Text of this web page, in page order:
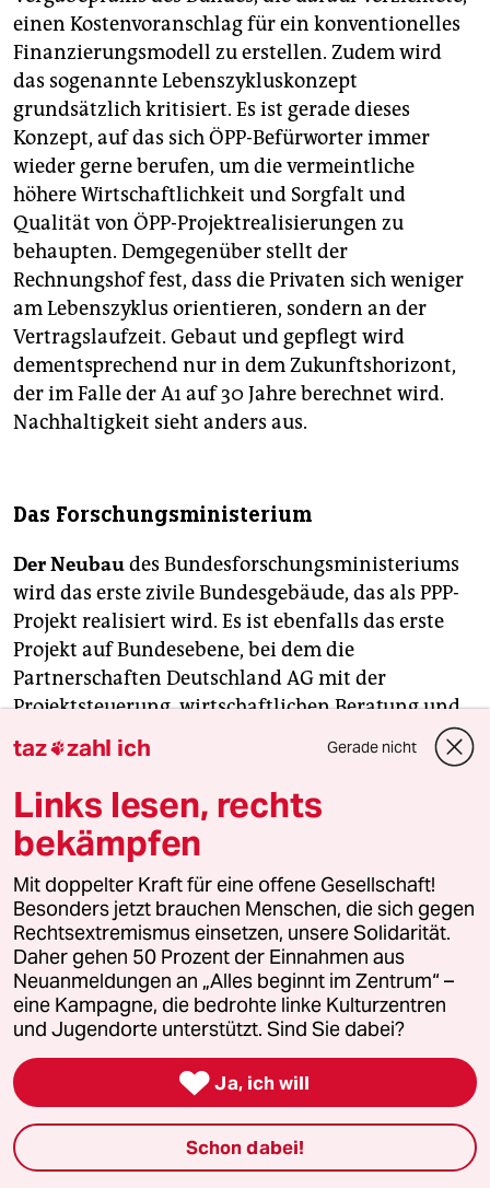
einen Kostenvoranschlag für ein konventionelles
Finanzierungsmodell zu erstellen. Zudem wird
das sogenannte Lebenszykluskonzept
grundsätzlich kritisiert. Es ist gerade dieses
Konzept, auf das sich ÖPP-Befürworter immer
wieder gerne berufen, um die vermeintliche
höhere Wirtschaftlichkeit und Sorgfalt und
Qualität von ÖPP-Projektrealisierungen zu
behaupten. Demgegenüber stellt der
Rechnungshof fest, dass die Privaten sich weniger
am Lebenszyklus orientieren, sondern an der
Vertragslaufzeit. Gebaut und gepflegt wird
dementsprechend nur in dem Zukunftshorizont,
der im Falle der A1 auf 30 Jahre berechnet wird.
Nachhaltigkeit sieht anders aus.
Das Forschungsministerium
Der Neubaudes Bundesforschungsministeriums
wird das erste zivile Bundesgebäude, das als PPP-
Projekt realisiert wird. Es ist ebenfalls das erste
Projekt auf Bundesebene, bei dem die
Partnerschaften Deutschland AG mit der
Projektsteuerung, wirtschaftlichen Beratung und
Durchführung des Vergabeverfahrens beauftragt
wurde.
Das Projektvolumen beträgt 260 Millionen Euro.
Den Bauauftrag erhielt ein Konsortium, bestehend
aus den Firmen BAM Deutschland AG und Amber
Infrastructure.
Die BAM DeutschlandAG ist ein
Tochterunternehmen der niederländischen Royal
BAM Group, einer der großen Global Player in der
Bauindustrie und im PPP Business.
Die BAM Deutschland ist außerdem
Gesellschafterin der Beteiligungsgesellschaft der
ÖPP Deutschland AG.
taz zahl ich Gerade nicht
Links lesen, rechts
bekämpfen
Mit doppelter Kraft für eine offene Gesellschaft!
Besonders jetzt brauchen Menschen, die sich gegen
Rechtsextremismus einsetzen, unsere Solidarität.
Daher gehen 50 Prozent der Einnahmen aus
Neuanmeldungen an „Alles beginnt im Zentrum“ –
eine Kampagne, die bedrohte linke Kulturzentren
und Jugendorte unterstützt. Sind Sie dabei?
 Ja, ich will
Schon dabei!